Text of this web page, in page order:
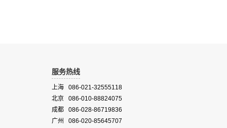
服务热线
上海 086-021-32555118
北京 086-010-88824075
成都 086-028-86719836
广州 086-020-85645707